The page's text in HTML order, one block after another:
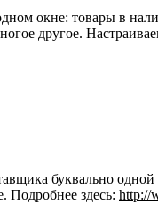
окне: товары в
другое.
буквально
Подробнее здесь: http://